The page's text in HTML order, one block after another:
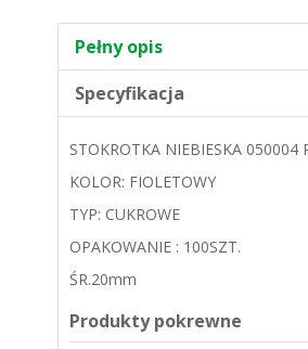
Pełny opis
Specyfikacja
STOKROTKA NIEBIESKA 050004
KOLOR: FIOLETOWY
TYP: CUKROWE
OPAKOWANIE : 100SZT.
ŚR.20mm
Produkty pokrewne